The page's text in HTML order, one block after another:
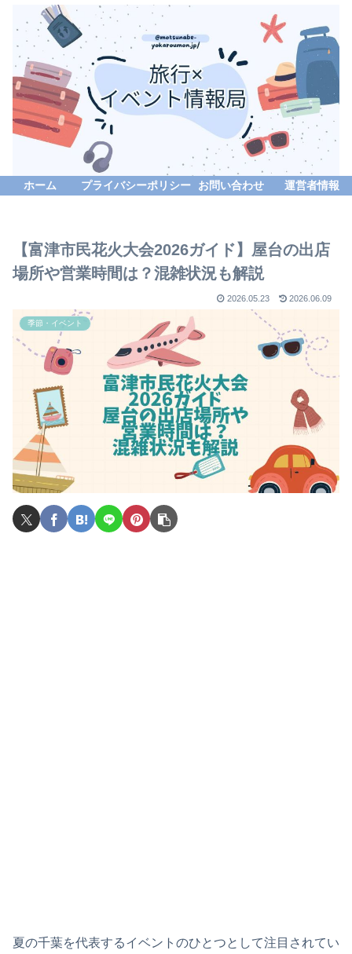
ホーム プライバシーポリシー お問い合わせ 運営者情報
【富津市民花火大会2026ガイド】屋台の出店
場所や営業時間は？混雑状況も解説
2026.05.23 2026.06.09
季節・イベント
夏の千葉を代表するイベントのひとつとして注目されてい